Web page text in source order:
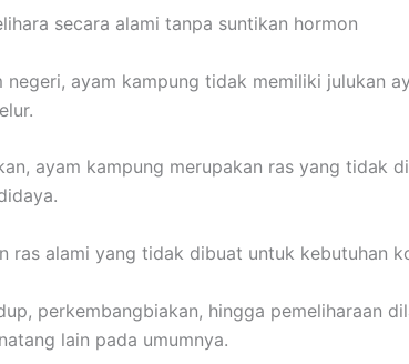
negeri, ayam kampung tidak memiliki julukan
ayam kampung merupakan ras yang tidak
ras alami yang tidak dibuat untuk kebutuhan
perkembangbiakan, hingga pemeliharaan
lain pada umumnya.